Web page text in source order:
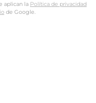
aplican la Política de privacidad
de Google.